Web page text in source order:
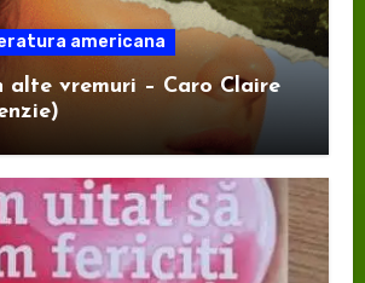
americana
alte vremuri – Caro Claire